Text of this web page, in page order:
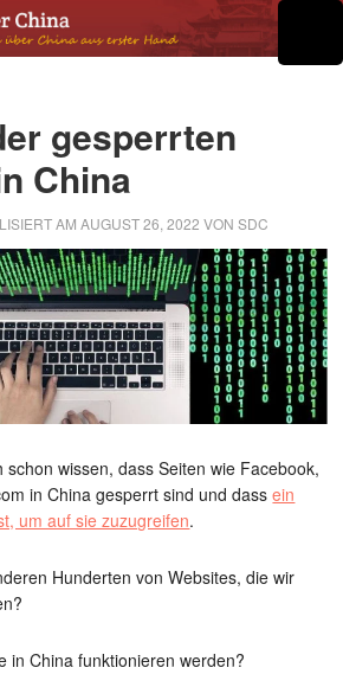
gesperrten
China
AMAUGUST 26, 2022 VONSDC
schon wissen, dass Seiten wie Facebook,
in China gesperrt sind und dassein
um auf sie zuzugreifen.
Hunderten von Websites, die wir
in China funktionieren werden?